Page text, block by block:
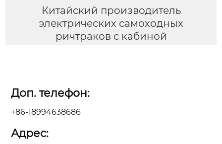
Китайский производитель
электрических самоходных
ричтраков с кабиной
Доп. телефон:
+86-18994638686
Адрес: